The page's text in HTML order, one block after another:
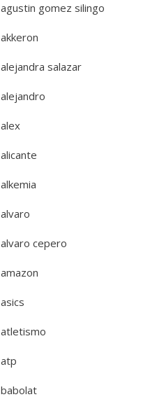
agustin gomez silingo
akkeron
alejandra salazar
alejandro
alex
alicante
alkemia
alvaro
alvaro cepero
amazon
asics
atletismo
atp
babolat